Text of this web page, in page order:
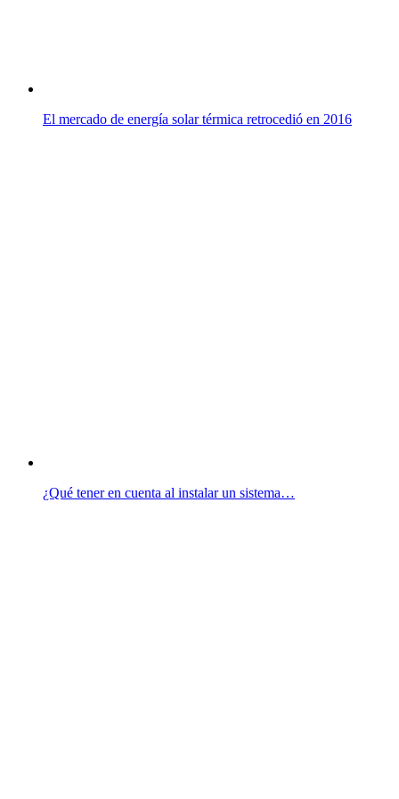
El mercado de energía solar térmica retrocedió en 2016
¿Qué tener en cuenta al instalar un sistema…